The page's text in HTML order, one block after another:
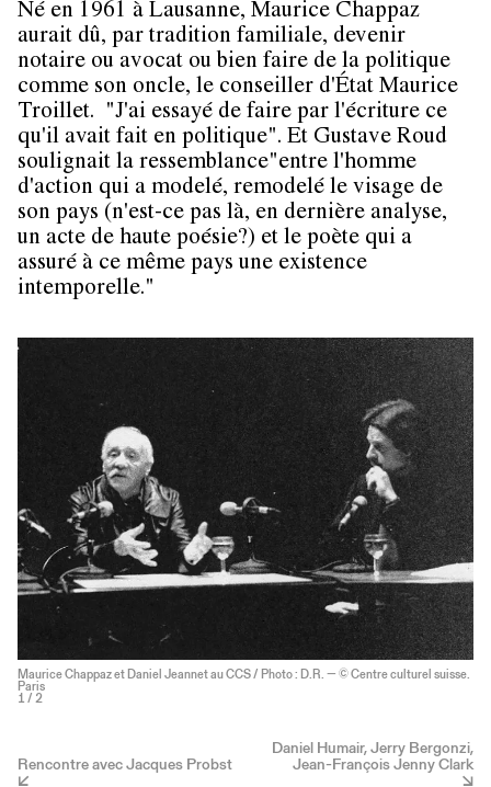
Né en 1961 à Lausanne, Maurice Chappaz
aurait dû, par tradition familiale, devenir
notaire ou avocat ou bien faire de la politique
comme son oncle, le conseiller d'État Maurice
Troillet. "J'ai essayé de faire par l'écriture ce
qu'il avait fait en politique". Et Gustave Roud
soulignait la ressemblance"entre l'homme
d'action qui a modelé, remodelé le visage de
son pays (n'est-ce pas là, en dernière analyse,
un acte de haute poésie?) et le poète qui a
assuré à ce même pays une existence
intemporelle."
Maurice Chappaz et Daniel Jeannet au CCS / Photo : D.R. — © Centre culturel suisse.
Paris
1 / 2
Rencontre avec Jacques Probst
Daniel Humair, Jerry Bergonzi,
Jean-François Jenny Clark